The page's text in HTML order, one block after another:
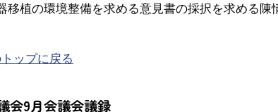
植の環境整備を求める意見書の採択を求める陳
ップに戻る
会9月会議会議録